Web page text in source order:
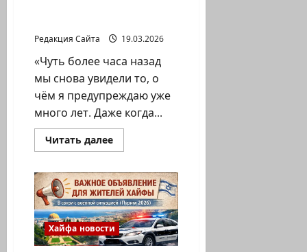
Редакция Сайта 19.03.2026
«Чуть более часа назад
мы снова увидели то, о
чём я предупреждаю уже
много лет. Даже когда...
Читать далееПрочитать
больше
Хайфы
Йона
Яав
о
взрыве
на
нефтеперерабатывающем
заводе
Хайфа новости